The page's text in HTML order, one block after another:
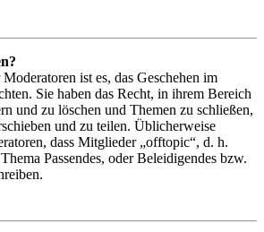
ist es, das Geschehen im
Sie haben das Recht, in ihrem Bereich
und zu löschen und Themen zu schließen,
und zu teilen. Üblicherweise
dass Mitglieder „offtopic“, d. h.
Passendes, oder Beleidigendes bzw.